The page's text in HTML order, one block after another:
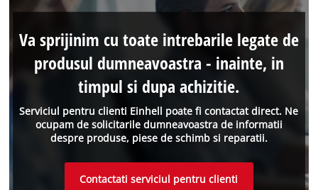
Serviciul pentru clienti Einhell poate fi contactat direct. Ne
ocupam de solicitarile dumneavoastra de informatii
despre produse, piese de schimb si reparatii.
Va sprijinim cu toate intrebarile legate de
produsul dumneavoastra - inainte, in
timpul si dupa achizitie.
Contactati serviciul pentru clienti